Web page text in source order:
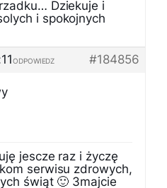
Dziekuje i
i spokojnych
#184856
ODPOWIEDZ
jescze raz i życzę
serwisu zdrowych,
świąt 🙂 3majcie